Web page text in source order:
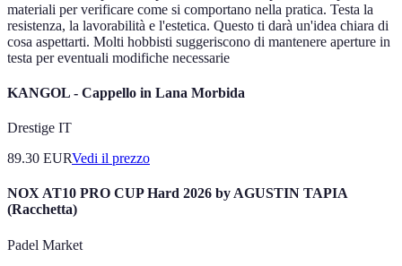
materiali per verificare come si comportano nella pratica. Testa la
resistenza, la lavorabilità e l'estetica. Questo ti darà un'idea chiara di
cosa aspettarti. Molti hobbisti suggeriscono di mantenere aperture in
testa per eventuali modifiche necessarie
KANGOL - Cappello in Lana Morbida
Drestige IT
89.30 EURVedi il prezzo
NOX AT10 PRO CUP Hard 2026 by AGUSTIN TAPIA
(Racchetta)
Padel Market